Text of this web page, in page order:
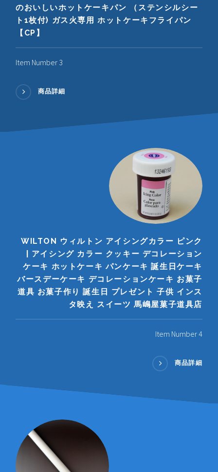
のおいしいホットケーキパン （ステンシルシー
ト1枚付) ガス火専用 ホットケーキフライパン
【CP】
Item Number 3
商品詳細
WILTON ウィルトン アイシングカラー ピンク
| アイシング カラー クッキー デコレーション
ケーキ ホットケーキ パンケーキ 誕生日ケーキ
バースデーケーキ デコレーションケーキ お菓子
道具 お菓子作り 誕生日 プレゼント 子供 インス
タ映え スイーツ 馬嶋屋菓子道具店
Item Number 4
商品詳細